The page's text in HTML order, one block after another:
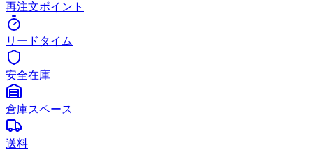
再注文ポイント
リードタイム
安全在庫
倉庫スペース
送料